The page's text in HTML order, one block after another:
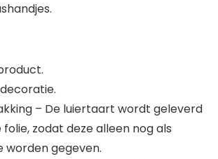
– De luiertaart wordt geleverd
zodat deze alleen nog als
gegeven.